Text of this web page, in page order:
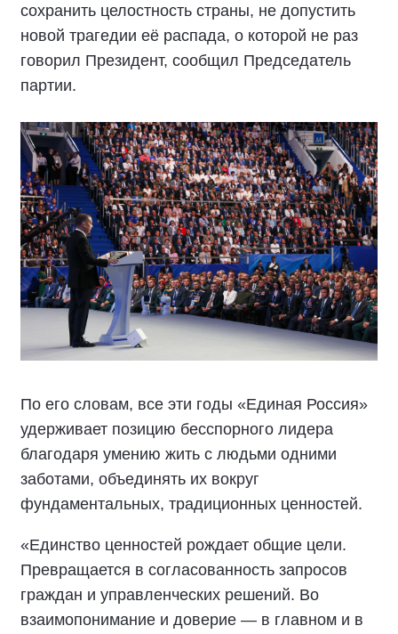
сохранить целостность страны, не допустить
новой трагедии её распада, о которой не раз
говорил Президент, сообщил Председатель
партии.
По его словам, все эти годы «Единая Россия»
удерживает позицию бесспорного лидера
благодаря умению жить с людьми одними
заботами, объединять их вокруг
фундаментальных, традиционных ценностей.
«Единство ценностей рождает общие цели.
Превращается в согласованность запросов
граждан и управленческих решений. Во
взаимопонимание и доверие — в главном и в